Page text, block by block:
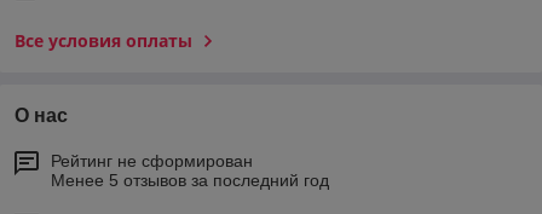
Все условия оплаты
О нас
Рейтинг не сформирован
Менее 5 отзывов за последний год